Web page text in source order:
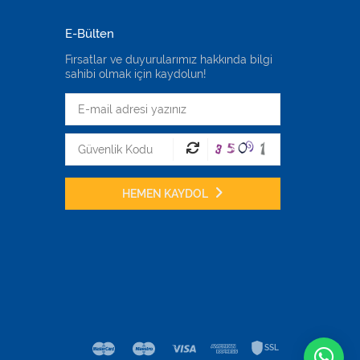
E-Bülten
Fırsatlar ve duyurularımız hakkında bilgi
sahibi olmak için kaydolun!
HEMEN KAYDOL